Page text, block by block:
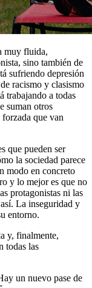
muy fluida,
sino también de
sufriendo depresión
racismo y clasismo
trabajando a todas
suman otros
que van
que pueden ser
la sociedad parece
modo en concreto
y lo mejor es que no
protagonistas ni las
La inseguridad y
entorno.
y, finalmente,
todas las
un nuevo pase de